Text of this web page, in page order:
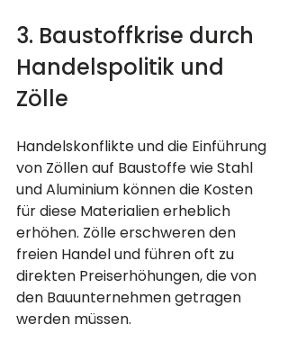
3. Baustoffkrise durch
Handelspolitik und
Zölle
Handelskonflikte und die Einführung
von Zöllen auf Baustoffe wie Stahl
und Aluminium können die Kosten
für diese Materialien erheblich
erhöhen. Zölle erschweren den
freien Handel und führen oft zu
direkten Preiserhöhungen, die von
den Bauunternehmen getragen
werden müssen.